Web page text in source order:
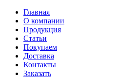
Главная
О компании
Продукция
Статьи
Покупаем
Доставка
Контакты
Заказать